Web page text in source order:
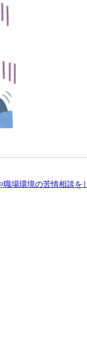
場環境の苦情相談を